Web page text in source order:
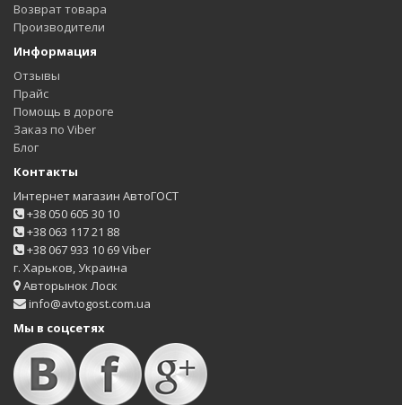
Возврат товара
Производители
Информация
Отзывы
Прайс
Помощь в дороге
Заказ по Viber
Блог
Контакты
Интернет магазин АвтоГОСТ
+38 050 605 30 10
+38 063 117 21 88
+38 067 933 10 69 Viber
г. Харьков, Украина
Авторынок Лоск
info@avtogost.com.ua
Мы в соцсетях